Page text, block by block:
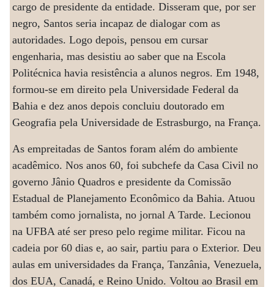
cargo de presidente da entidade. Disseram que, por ser
negro, Santos seria incapaz de dialogar com as
autoridades. Logo depois, pensou em cursar
engenharia, mas desistiu ao saber que na Escola
Politécnica havia resistência a alunos negros. Em 1948,
formou-se em direito pela Universidade Federal da
Bahia e dez anos depois concluiu doutorado em
Geografia pela Universidade de Estrasburgo, na França.
As empreitadas de Santos foram além do ambiente
acadêmico. Nos anos 60, foi subchefe da Casa Civil no
governo Jânio Quadros e presidente da Comissão
Estadual de Planejamento Econômico da Bahia. Atuou
também como jornalista, no jornal A Tarde. Lecionou
na UFBA até ser preso pelo regime militar. Ficou na
cadeia por 60 dias e, ao sair, partiu para o Exterior. Deu
aulas em universidades da França, Tanzânia, Venezuela,
dos EUA, Canadá, e Reino Unido. Voltou ao Brasil em